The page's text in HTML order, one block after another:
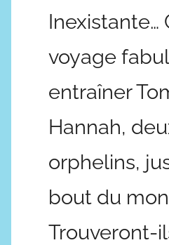
Inexistante…
voyage
entraîner
Hannah,
orphelins,
bout du
Trouveront-